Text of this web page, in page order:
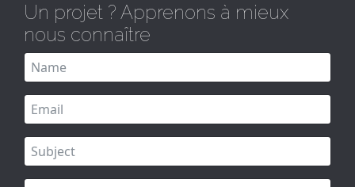
Un projet ? Apprenons à mieux
nous connaître